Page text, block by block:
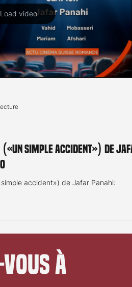
Load video
(«Un simple accident») de
accident») de Jafar Panahi:
à